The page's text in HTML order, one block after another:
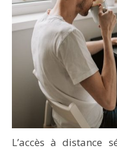
L’accès à distance